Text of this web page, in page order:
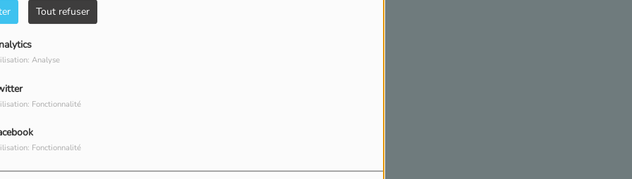
Tout refuser
Analyse
Fonctionnalité
Fonctionnalité